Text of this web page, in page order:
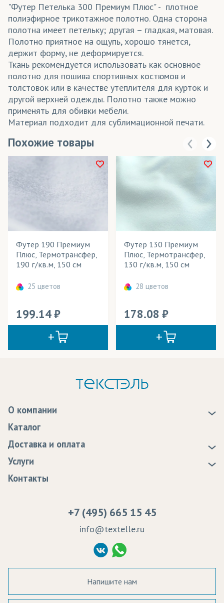
"Футер Петелька 300 Премиум Плюс" - плотное
полиэфирное трикотажное полотно. Одна сторона
полотна имеет петельку; другая – гладкая, матовая.
Полотно приятное на ощупь, хорошо тянется,
держит форму, не деформируется.
Ткань рекомендуется использовать как основное
полотно для пошива спортивных костюмов и
толстовок или в качестве утеплителя для курток и
другой верхней одежды. Полотно также можно
применять для обивки мебели.
Материал подходит для сублимационной печати.
Похожие товары
Футер 190 Премиум
Плюс, Термотрансфер,
190 г/кв.м, 150 см
25 цветов
199.14
Футер 130 Премиум
Плюс, Термотрансфер,
130 г/кв.м, 150 см
28 цветов
178.08
О компании
Статьи
Программа лояльности
Сертификаты качества
Судебные решения
Политика Конфиденциальности
Согласие на обработку ПД
Каталог
Доставка и оплата
Доставка
Оплата
Услуги
Образцы
Контакты
+7 (495) 665 15 45
info@textelle.ru
Напишите нам